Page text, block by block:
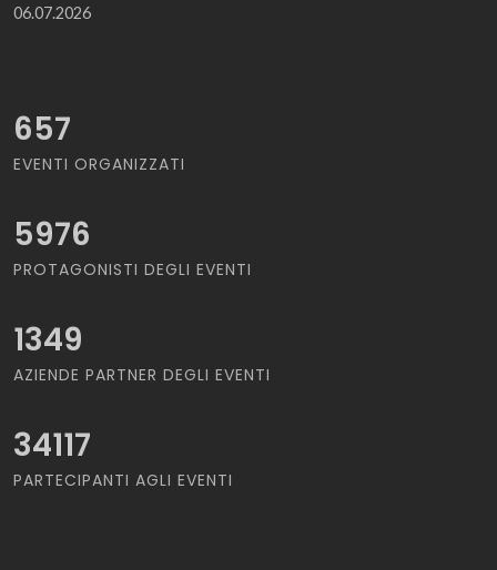
06.07.2026
657
EVENTI ORGANIZZATI
5976
PROTAGONISTI DEGLI EVENTI
1349
AZIENDE PARTNER DEGLI EVENTI
34117
PARTECIPANTI AGLI EVENTI